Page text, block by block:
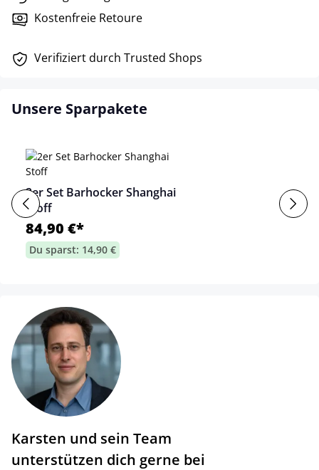
Kostenfreie Retoure
Verifiziert durch Trusted Shops
Unsere Sparpakete
2er Set Barhocker Shanghai
Stoff
84,90 €*
Du sparst: 14,90 €
Karsten und sein Team
unterstützen dich gerne bei